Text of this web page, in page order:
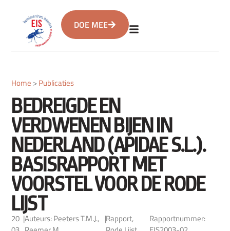
DOE MEE
Home >Publicaties
BEDREIGDE EN
VERDWENEN BIJEN IN
NEDERLAND (APIDAE S.L.).
BASISRAPPORT MET
VOORSTEL VOOR DE RODE
LIJST
20 |Auteurs: Peeters T.M.J., |Rapport,
Rapportnummer: